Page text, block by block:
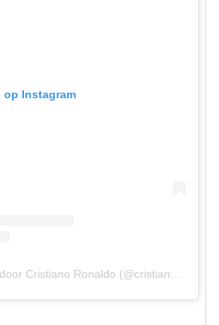
Instagram
Een bericht gedeeld door Cristiano Ronaldo (@cristiano)